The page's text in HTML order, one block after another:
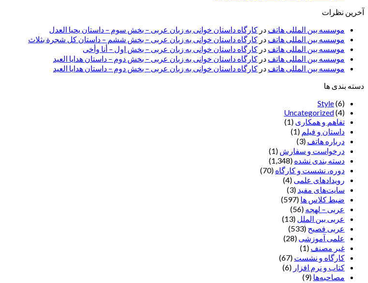
آخرین نظرات
موسسه بین المللی هاتف در کارگاه داستان خوانی به زبان عربی – بخش سوم – داستان یحیا العدل
موسسه بین المللی هاتف در کارگاه داستان خوانی به زبان عربی – بخش ششم – داستان کل شجرة بثلاث
موسسه بین المللی هاتف در کارگاه داستان خوانی به زبان عربی – بخش اول – أنا وأخی
موسسه بین المللی هاتف در کارگاه داستان خوانی به زبان عربی – بخش دوم – داستان هدایا العید
موسسه بین المللی هاتف در کارگاه داستان خوانی به زبان عربی – بخش دوم – داستان هدایا العید
دسته بندی ها
Style(6)
Uncategorized(4)
تفاهم و همکاری (1)
داستان و فیلم (1)
درباره هاتف (3)
درخواست و سفارش (1)
دسته بندی نشده (1,348)
دوره، نشست و کارگاه (70)
رویدادهای علمی (4)
سایت‌های مفید (3)
ضبط کلاس ها (597)
عربی – لهجه (56)
عربی بین الملل (13)
عربی فصیح (533)
علمی آموزشی (28)
غير مصنف (1)
کارگاه و نشست (67)
کتاب و نرم افزار (6)
مصاحبه‌ها (9)